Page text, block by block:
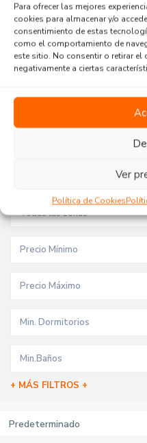
Para ofrecer las mejores
cookies para almacenar y/o
consentimiento de estas
como el comportamiento de
este sitio. No consentir o retirar el
negativamente a ciertas
Ver
Política de Cookies
Radius:1 km
Todas las zonas
Min. Dormitorios
Min.Baños
+ MÁS FILTROS +
Predeterminado